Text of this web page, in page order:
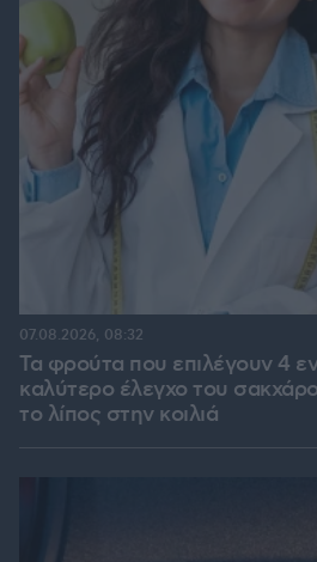
Τα φρούτα που επιλέγουν 4
καλύτερο έλεγχο του
το λίπος στην κοιλιά
07.08.2026, 08:32